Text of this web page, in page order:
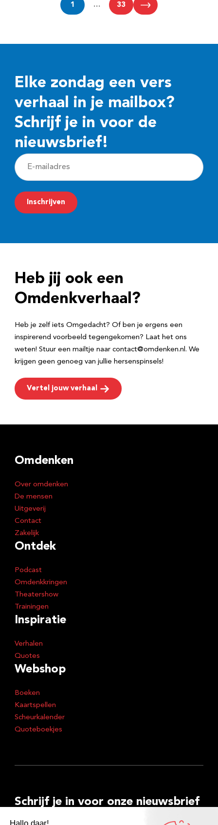
1 … 33
Elke zondag een vers
verhaal in je mailbox?
Schrijf je in voor de
nieuwsbrief!
E
-
m
a
r
e
Inschrijven
Heb jij ook een
Omdenkverhaal?
Heb je zelf iets Omgedacht? Of ben je ergens een
inspirerend voorbeeld tegengekomen? Laat het ons
weten! Stuur een mailtje naar contact@omdenken.nl. We
krijgen geen genoeg van jullie hersenspinsels!
Vertel jouw verhaal
Omdenken
Over omdenken
De mensen
Uitgeverij
Contact
Zakelijk
Ontdek
Podcast
Omdenkkringen
Theatershow
Trainingen
Inspiratie
Verhalen
Quotes
Webshop
Boeken
Kaartspellen
Scheurkalender
Quoteboekjes
Schrijf je in voor onze nieuwsbrief